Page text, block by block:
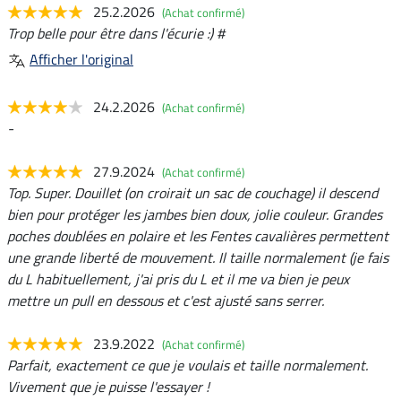
25.2.2026 (Achat confirmé)
Trop belle pour être dans l'écurie :) #
Afficher l'original
24.2.2026 (Achat confirmé)
-
27.9.2024 (Achat confirmé)
Top. Super. Douillet (on croirait un sac de couchage) il descend
bien pour protéger les jambes bien doux, jolie couleur. Grandes
poches doublées en polaire et les Fentes cavalières permettent
une grande liberté de mouvement. Il taille normalement (je fais
du L habituellement, j'ai pris du L et il me va bien je peux
mettre un pull en dessous et c'est ajusté sans serrer.
23.9.2022 (Achat confirmé)
Parfait, exactement ce que je voulais et taille normalement.
Vivement que je puisse l'essayer !